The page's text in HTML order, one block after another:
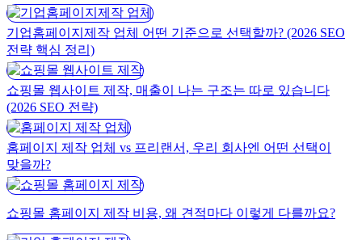
기업홈페이지제작 업체 어떤 기준으로 선택할까? (2026 SEO
전략 핵심 정리)
쇼핑몰 웹사이트 제작, 매출이 나는 구조는 따로 있습니다
(2026 SEO 전략)
홈페이지 제작 업체 vs 프리랜서, 우리 회사엔 어떤 선택이
맞을까?
쇼핑몰 홈페이지 제작 비용, 왜 견적마다 이렇게 다를까요?